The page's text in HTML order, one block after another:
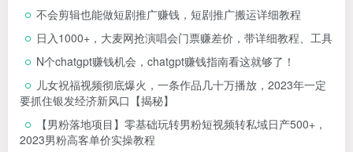
不会剪辑也能做短剧推广赚钱，短剧推广搬运详细教程
日入1000+，大麦网抢演唱会门票赚差价，带详细教程、工具
N个chatgpt赚钱机会，chatgpt赚钱指南看这就够了！
儿女祝福视频彻底爆火，一条作品几十万播放，2023年一定
要抓住银发经济新风口【揭秘】
【男粉落地项目】零基础玩转男粉短视频转私域日产500+，
2023男粉高客单价实操教程